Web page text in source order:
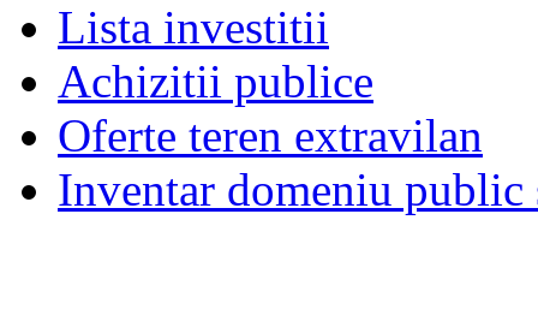
Lista investitii
Achizitii publice
Oferte teren extravilan
Inventar domeniu